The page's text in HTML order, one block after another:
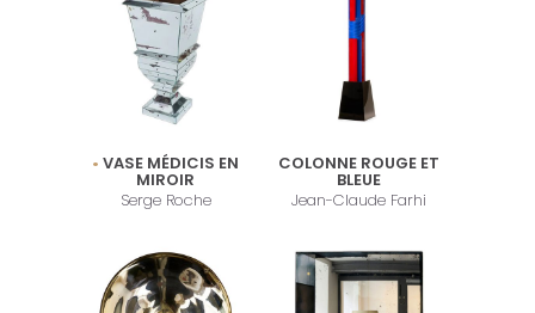
VASE MÉDICIS EN
MIROIR
Serge Roche
COLONNE ROUGE ET
BLEUE
Jean-Claude Farhi